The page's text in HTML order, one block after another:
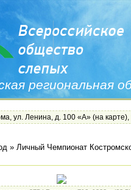
региональная
ул. Ленина, д. 100 «А» (на карте),
» Личный Чемпионат